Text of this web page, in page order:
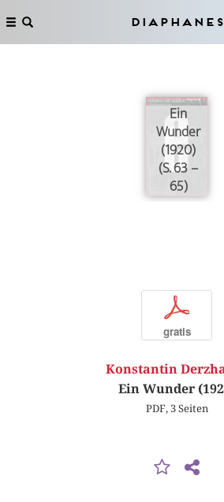
Diaphanes
Ein
Wunder
(1920)
(S. 63 –
65)
p
gratis
Konstantin
Ein Wunder
PDF, 3 Seiten